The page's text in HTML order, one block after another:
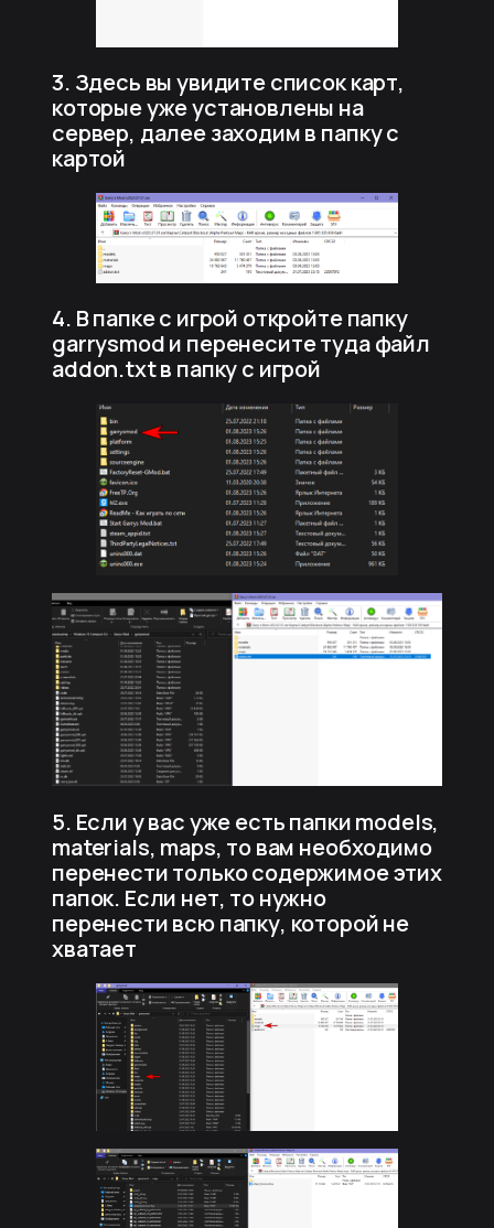
3. Здесь вы увидите список карт,
которые уже установлены на
сервер, далее заходим в папку с
картой
4. В папке с игрой откройте папку
garrysmod и перенесите туда файл
addon.txt в папку с игрой
5. Если у вас уже есть папки models,
materials, maps, то вам необходимо
перенести только содержимое этих
папок. Если нет, то нужно
перенести всю папку, которой не
хватает